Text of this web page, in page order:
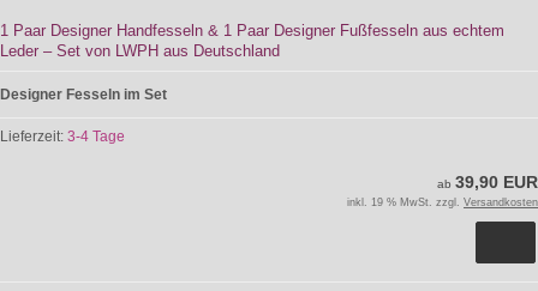
1 Paar Designer Handfesseln & 1 Paar Designer Fußfesseln aus echtem
Leder – Set von LWPH aus Deutschland
Designer Fesseln im Set
Lieferzeit: 3-4 Tage
ab 39,90 EUR
inkl. 19 % MwSt. zzgl. Versandkosten